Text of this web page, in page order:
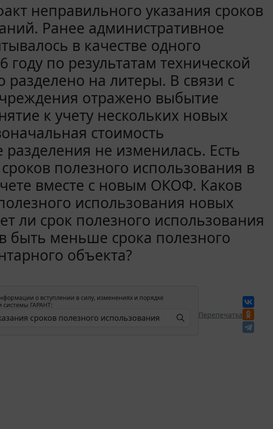
неправильного указания сроков
Ранее административное
в качестве одного
по результатам технической
на литеры. В связи с
отражено выбытие
к учету нескольких новых
стоимость
не изменилась. Есть
полезного использования в
вместе с новым ОКОФ. Каков
использования новых
ли срок полезного использования
быть меньше срока полезного
объекта?
о вступлении в силу, изменениях и порядке
системы ГАРАНТ:
Перепечатка